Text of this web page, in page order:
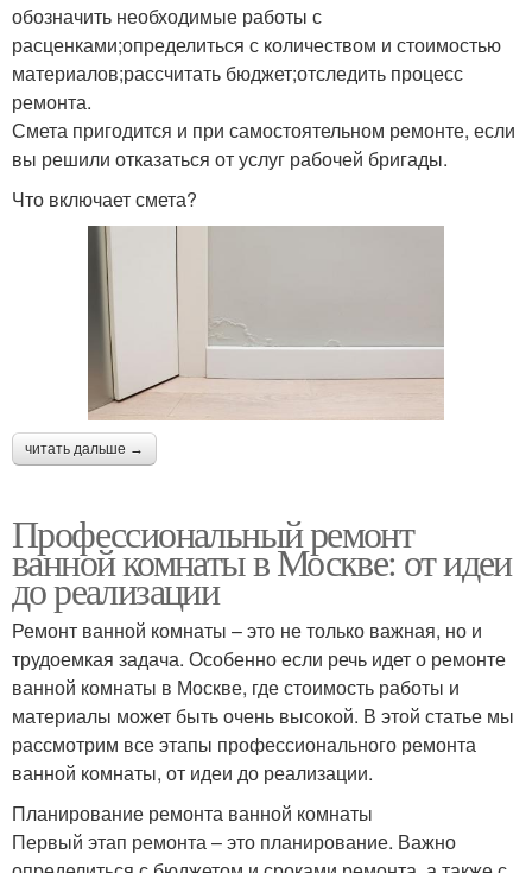
обозначить необходимые работы с
расценками;определиться с количеством и стоимостью
материалов;рассчитать бюджет;отследить процесс
ремонта.
Смета пригодится и при самостоятельном ремонте, если
вы решили отказаться от услуг рабочей бригады.
Что включает смета?
читать дальше →
Профессиональный ремонт
ванной комнаты в Москве: от идеи
до реализации
Ремонт ванной комнаты – это не только важная, но и
трудоемкая задача. Особенно если речь идет о ремонте
ванной комнаты в Москве, где стоимость работы и
материалы может быть очень высокой. В этой статье мы
рассмотрим все этапы профессионального ремонта
ванной комнаты, от идеи до реализации.
Планирование ремонта ванной комнаты
Первый этап ремонта – это планирование. Важно